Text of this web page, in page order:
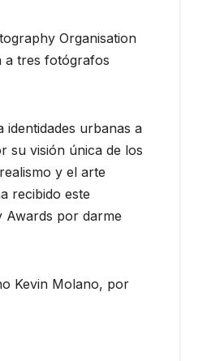
Organisation
a tres fotógrafos
identidades urbanas a
su visión única de los
y el arte
recibido este
Awards por darme
Kevin Molano, por